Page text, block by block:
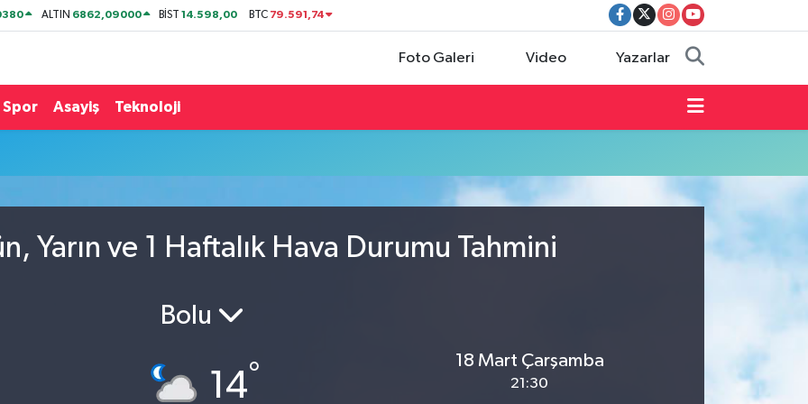
ALTIN 6862,09000 BİST14.598,00 BTC 79.591,74
Foto Galeri Video Yazarlar
Spor Asayiş Teknoloji
Yarın ve 1 Haftalık Hava Durumu Tahmini
Bolu
14°
18 Mart Çarşamba
21:30